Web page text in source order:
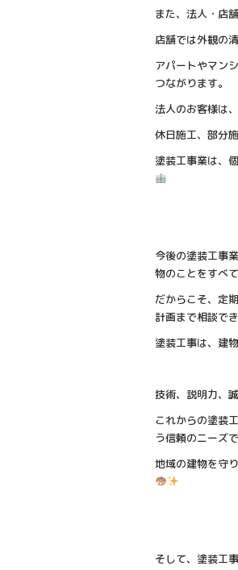
また、法人・店
店舗では外観の
アパートやマン
つながります。
法人のお客様は
休日施工、部分
塗装工事業は、
今後の塗装工事
物のことをすべ
だからこそ、定
計画まで相談で
塗装工事は、建
技術、説明力、
これからの塗装
う信頼のニーズで
地域の建物を守
そして、塗装工